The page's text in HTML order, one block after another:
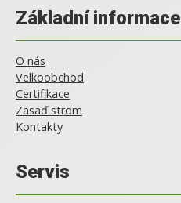
Základní informace
O nás
Velkoobchod
Certifikace
Zasaď strom
Kontakty
Servis